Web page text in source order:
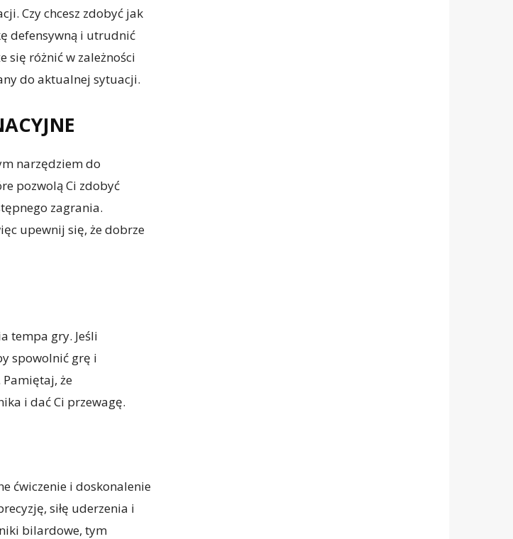
Czy chcesz zdobyć jak
defensywną i utrudnić
się różnić w zależności
do aktualnej sytuacji.
narzędziem do
pozwolą Ci zdobyć
zagrania.
upewnij się, że dobrze
tempa gry. Jeśli
spowolnić grę i
że
i dać Ci przewagę.
ćwiczenie i doskonalenie
siłę uderzenia i
bilardowe, tym